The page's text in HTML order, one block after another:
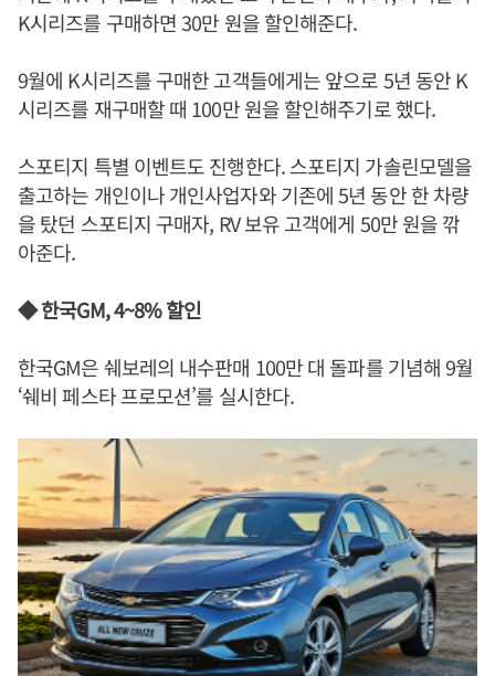
K시리즈를 구매하면 30만 원을 할인해준다.
9월에 K시리즈를 구매한 고객들에게는 앞으로 5년 동안 K
시리즈를 재구매할 때 100만 원을 할인해주기로 했다.
스포티지 특별 이벤트도 진행한다. 스포티지 가솔린모델을
출고하는 개인이나 개인사업자와 기존에 5년 동안 한 차량
을 탔던 스포티지 구매자, RV 보유 고객에게 50만 원을 깎
아준다.
◆ 한국GM, 4~8% 할인
한국GM은 쉐보레의 내수판매 100만 대 돌파를 기념해 9월
‘쉐비 페스타 프로모션’를 실시한다.